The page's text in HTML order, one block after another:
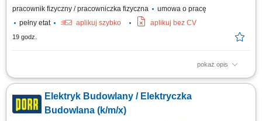
pracownik fizyczny / pracowniczka fizyczna
umowa o pracę
pełny etat
aplikuj szybko aplikuj bez CV
19 godz.
pokaż opis
Opis stanowiska: Zakładanie, serwisowanie i nadzór nad sieciami
wentylacji oraz parku maszynowego). Bieżąca eksploatacja oraz
usuwanie usterek agregatów prądotwórczych, pomp odwadniających i
Elektryk Budowlany / Elektryczka
Budowlana (k/m/x)